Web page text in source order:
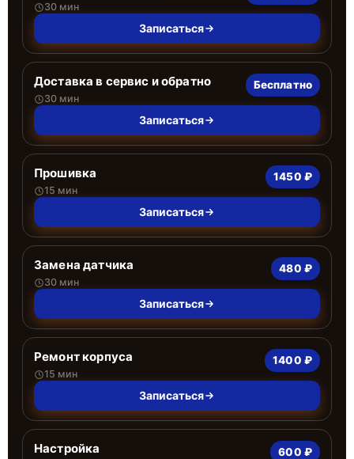
30 мин
Записаться
Доставка в сервис и обратно
30 мин
Бесплатно
Записаться
Прошивка
15 мин
1450 ₽
Записаться
Замена датчика
30 мин
480 ₽
Записаться
Ремонт корпуса
15 мин
1400 ₽
Записаться
Настройка 600 ₽